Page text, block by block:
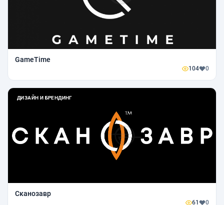
GameTime
104 0
ДИЗАЙН И БРЕНДИНГ
Сканозавр
61 0